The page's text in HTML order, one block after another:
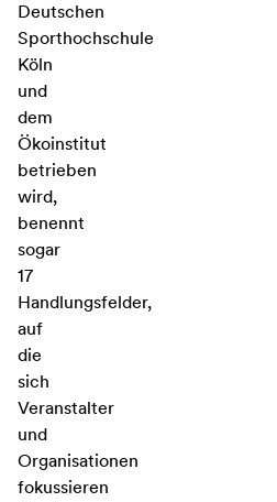
Deutschen
Sporthochschule
Köln
und
dem
Ökoinstitut
betrieben
wird,
benennt
sogar
17
Handlungsfelder,
auf
die
sich
Veranstalter
und
Organisationen
fokussieren